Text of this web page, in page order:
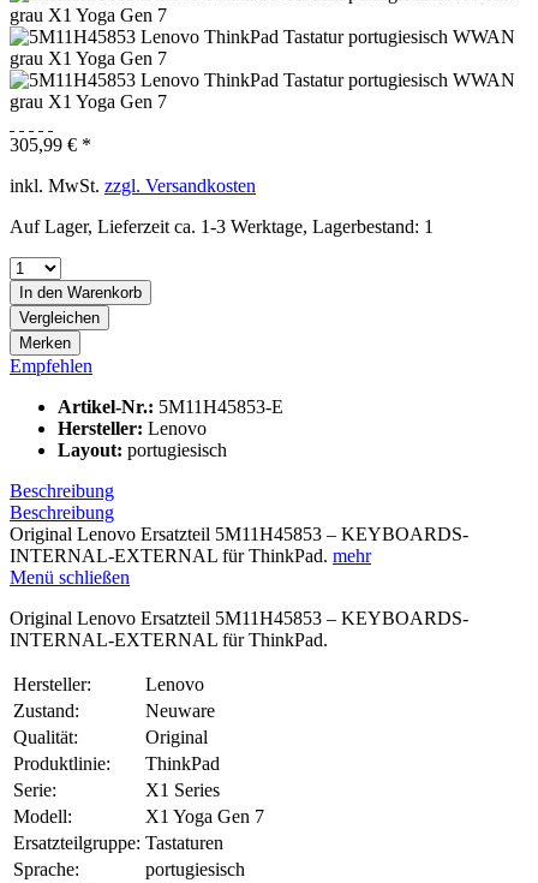
305,99 € *
inkl. MwSt. zzgl. Versandkosten
Auf Lager, Lieferzeit ca. 1-3 Werktage, Lagerbestand: 1
In den Warenkorb
Vergleichen
Merken
Empfehlen
Artikel-Nr.: 5M11H45853-E
Hersteller: Lenovo
Layout: portugiesisch
Beschreibung
Beschreibung
Original Lenovo Ersatzteil 5M11H45853 – KEYBOARDS-
INTERNAL-EXTERNAL für ThinkPad. mehr
Menü schließen
Original Lenovo Ersatzteil 5M11H45853 – KEYBOARDS-
INTERNAL-EXTERNAL für ThinkPad.
Hersteller:
Lenovo
Zustand:
Neuware
Qualität:
Original
Produktlinie:
ThinkPad
Serie:
X1 Series
Modell:
X1 Yoga Gen 7
Ersatzteilgruppe: Tastaturen
Sprache:
portugiesisch